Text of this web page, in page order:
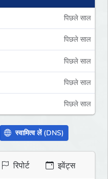
पिछले साल
पिछले साल
पिछले साल
पिछले साल
पिछले साल
स्वामित्व लें (DNS)
रिपोर्ट इवेंट्स